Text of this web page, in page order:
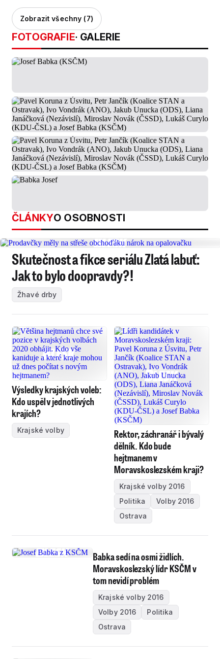
Zobrazit všechny (7)
FOTOGRAFIE· GALERIE
ČLÁNKYO OSOBNOSTI
Skutečnost a fikce seriálu Zlatá labuť:
Jak to bylo doopravdy?!
Žhavé drby
Výsledky krajských voleb:
Kdo uspěl v jednotlivých
krajích?
Krajské volby
Rektor, záchranář i bývalý
dělník. Kdo bude
hejtmanem v
Moravskoslezském kraji?
Krajské volby 2016
Politika
Volby 2016
Ostrava
Babka sedí na osmi židlích.
Moravskoslezský lídr KSČM v
tom nevidí problém
Krajské volby 2016
Volby 2016
Politika
Ostrava